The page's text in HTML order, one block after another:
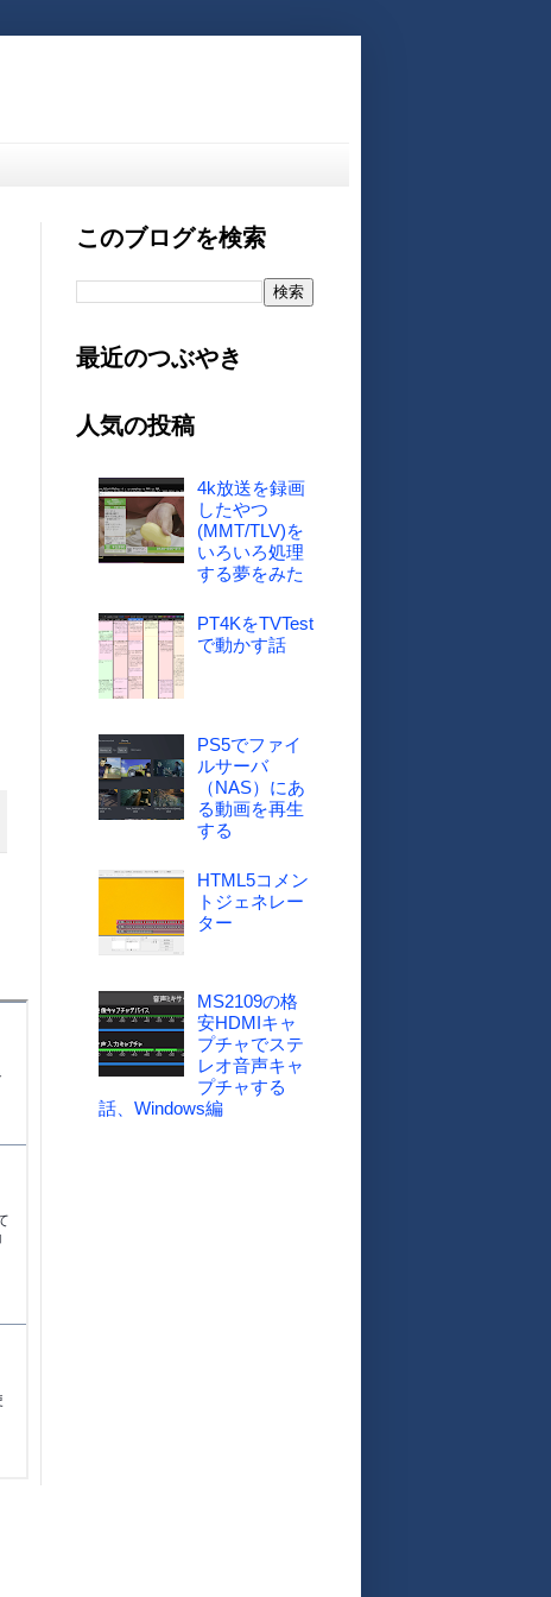
このブログを検索
最近のつぶやき
人気の投稿
4k放送を録画
したやつ
(MMT/TLV)を
いろいろ処理
する夢をみた
PT4KをTVTest
で動かす話
PS5でファイ
ルサーバ
（NAS）にあ
る動画を再生
する
HTML5コメン
トジェネレー
ター
MS2109の格
安HDMIキャ
プチャでステ
レオ音声キャ
プチャする
話、Windows編